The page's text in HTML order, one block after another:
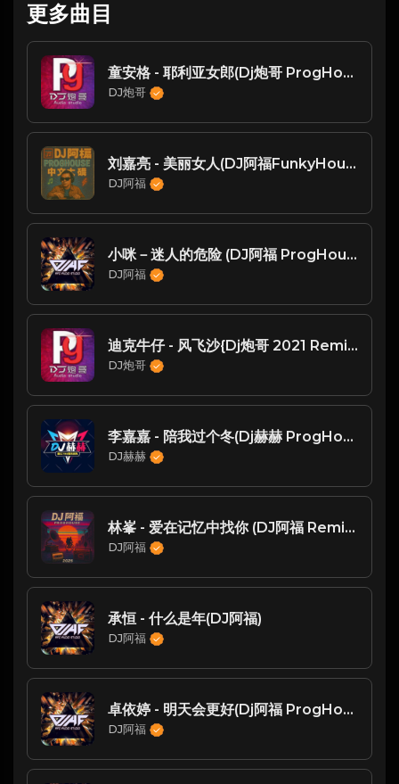
更多曲目
童安格 - 耶利亚女郎(Dj炮哥 ProgHouse Rmx 2023)
DJ炮哥
刘嘉亮 - 美丽女人(DJ阿福FunkyHouseRemix2022)
DJ阿福
小咪－迷人的危险 (DJ阿福 ProgHouse Remix)-玖零DJ整理♪♫
DJ阿福
迪克牛仔 - 风飞沙{Dj炮哥 2021 Remix}
DJ炮哥
李嘉嘉 - 陪我过个冬(Dj赫赫 ProgHouse Rmx 2024)
DJ赫赫
林峯 - 爱在记忆中找你 (DJ阿福 Remix2019)
DJ阿福
承恒 - 什么是年(DJ阿福)
DJ阿福
卓依婷 - 明天会更好(Dj阿福 ProgHouse Rmx 2024)
DJ阿福